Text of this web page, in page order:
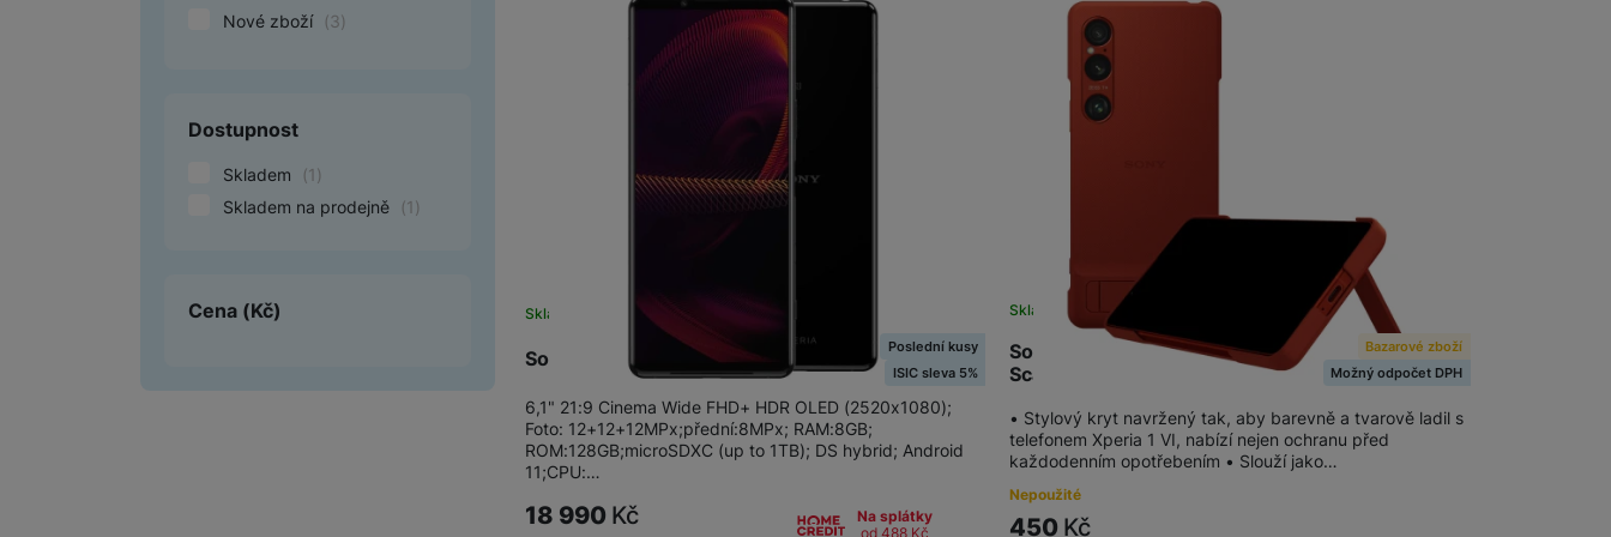
Tablety
Herní zóna
Péče o zdraví a tělo
Počítače a notebooky
Péče o zdraví a tělo
Příslušenství
Počítače a notebooky
Nové zboží (3)
Dostupnost
Skladem (1 )
Skladem na prodejně
(1 )
Cena (Kč)
Sony Xperia 5 III 5G Black
Skladem na prodejně
Poslední kusy
ISIC sleva 5%
6,1" 21:9 Cinema Wide FHD+ HDR OLED (2520x1080);
Foto: 12+12+12MPx;přední:8MPx; RAM:8GB;
ROM:128GB;microSDXC (up to 1TB); DS hybrid; Android
11;CPU:…
18 990 Kč
Na splátky
od 488 Kč
Sony XQZ-CBEC Stand Cover Xperia 1 VI 5G,
Scarlet
Skladem
Bazarové zboží
Možný odpočet DPH
• Stylový kryt navržený tak, aby barevně a tvarově ladil s
telefonem Xperia 1 VI, nabízí nejen ochranu před
každodenním opotřebením • Slouží jako…
Nepoužité
450 Kč